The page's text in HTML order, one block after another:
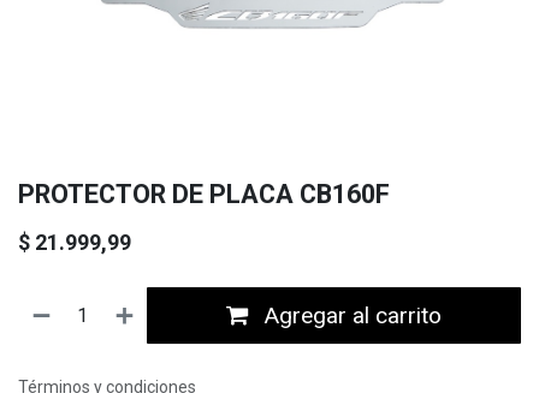
PROTECTOR DE PLACA CB160F
$ 21.999,99
Agregar al carrito
Términos y condiciones